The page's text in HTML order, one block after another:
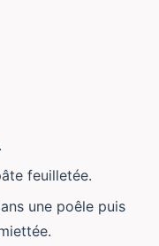
feuilletée.
une poêle puis